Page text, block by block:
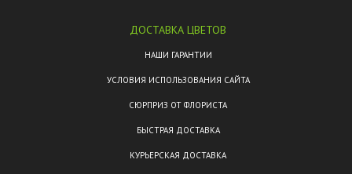
ДОСТАВКА ЦВЕТОВ
НАШИ ГАРАНТИИ
УСЛОВИЯ ИСПОЛЬЗОВАНИЯ САЙТА
СЮРПРИЗ ОТ ФЛОРИСТА
БЫСТРАЯ ДОСТАВКА
КУРЬЕРСКАЯ ДОСТАВКА